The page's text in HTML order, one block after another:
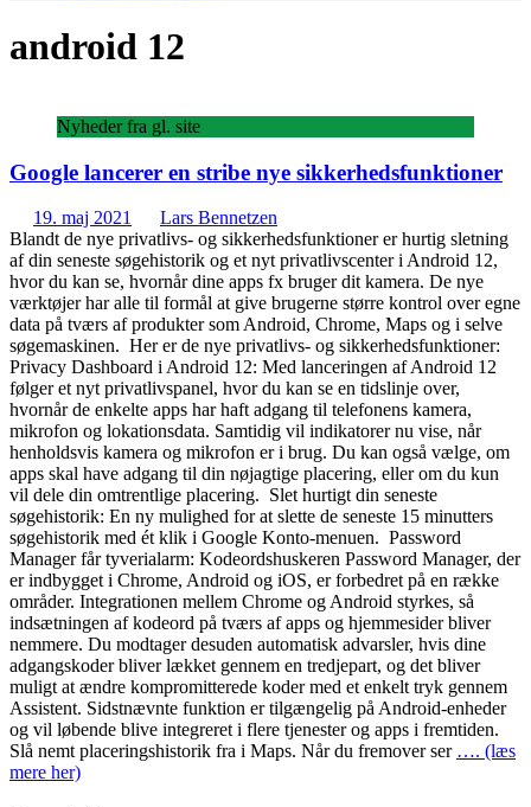
android 12
Nyheder fra gl. site
Google lancerer en stribe nye sikkerhedsfunktioner
19. maj 2021
Lars Bennetzen
Blandt de nye privatlivs- og sikkerhedsfunktioner er hurtig sletning
af din seneste søgehistorik og et nyt privatlivscenter i Android 12,
hvor du kan se, hvornår dine apps fx bruger dit kamera. De nye
værktøjer har alle til formål at give brugerne større kontrol over egne
data på tværs af produkter som Android, Chrome, Maps og i selve
søgemaskinen. Her er de nye privatlivs- og sikkerhedsfunktioner:
Privacy Dashboard i Android 12: Med lanceringen af Android 12
følger et nyt privatlivspanel, hvor du kan se en tidslinje over,
hvornår de enkelte apps har haft adgang til telefonens kamera,
mikrofon og lokationsdata. Samtidig vil indikatorer nu vise, når
henholdsvis kamera og mikrofon er i brug. Du kan også vælge, om
apps skal have adgang til din nøjagtige placering, eller om du kun
vil dele din omtrentlige placering. Slet hurtigt din seneste
søgehistorik: En ny mulighed for at slette de seneste 15 minutters
søgehistorik med ét klik i Google Konto-menuen. Password
Manager får tyverialarm: Kodeordshuskeren Password Manager, der
er indbygget i Chrome, Android og iOS, er forbedret på en række
områder. Integrationen mellem Chrome og Android styrkes, så
indsætningen af kodeord på tværs af apps og hjemmesider bliver
nemmere. Du modtager desuden automatisk advarsler, hvis dine
adgangskoder bliver lækket gennem en tredjepart, og det bliver
muligt at ændre kompromitterede koder med et enkelt tryk gennem
Assistent. Sidstnævnte funktion er tilgængelig på Android-enheder
og vil løbende blive integreret i flere tjenester og apps i fremtiden.
Slå nemt placeringshistorik fra i Maps. Når du fremover ser …. (læs
mere her)